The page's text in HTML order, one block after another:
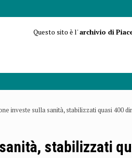
Questo sito è l'archivio di
investe sulla sanità, stabilizzati quasi 400
stabilizzati